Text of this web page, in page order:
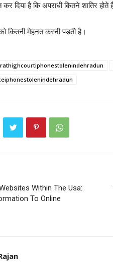
दिया है कि अपराधी कितने शातिर होते
कितनी मेहनत करनी पड़ती है।
Within The Usa:
To Online